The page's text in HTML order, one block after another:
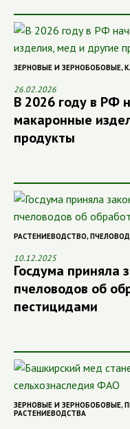
ЗЕРНОВЫЕ И ЗЕРНОБОБОВЫЕ,
26.02.2026
В 2026 году в РФ
макаронные
продукты
РАСТЕНИЕВОДСТВО,
10.12.2025
Госдума приняла
пчеловодов об
пестицидами
ЗЕРНОВЫЕ И ЗЕРНОБОБОВЫЕ,
РАСТЕНИЕВОДСТВА